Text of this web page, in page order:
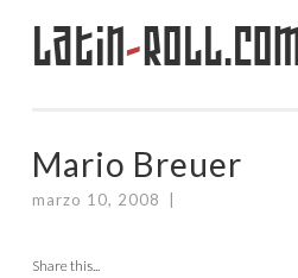
Saltar
Latin-Roll.com
Mario Breuer
marzo 10, 2008
Share this...